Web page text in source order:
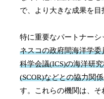
で、より大きな成果を目
特に重要なパートナーシ
ネスコの政府間海洋学委
科学会議(ICS)の海洋研
(SCOR)などとの協力関係
す。これらの機関は、そ